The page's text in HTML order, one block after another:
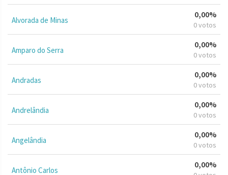
Alvorada de Minas
0,00%
0 votos
Amparo do Serra
0,00%
0 votos
Andradas
0,00%
0 votos
Andrelândia
0,00%
0 votos
Angelândia
0,00%
0 votos
Antônio Carlos
0,00%